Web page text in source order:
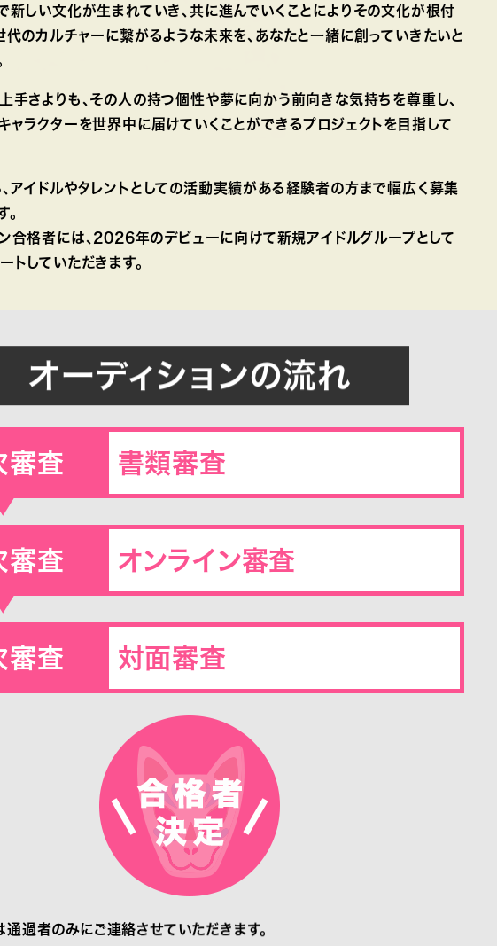
新しい文化が生まれていき、共に進んでいくことによりその文化が根付
代のカルチャーに繋がるような未来を、あなたと一緒に創っていきたいと
手さよりも、その人の持つ個性や夢に向かう前向きな気持ちを尊重し、
ャラクターを世界中に届けていくことができるプロジェクトを目指して
アイドルやタレントとしての活動実績がある経験者の方まで幅広く募集
。
合格者には、2026年のデビューに向けて新規アイドルグループとして
トしていただきます。
オーディションの流れ
審査 書類審査
審査 オンライン審査
審査 対面審査
過者のみにご連絡させていただきます。